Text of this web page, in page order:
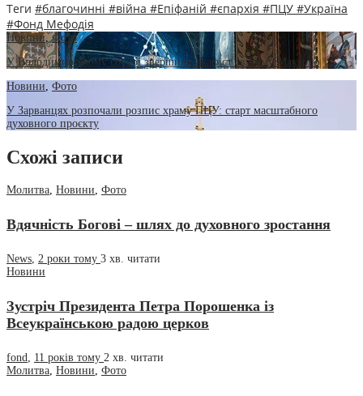
Теги #благочинні #війна #Епіфаній #єпархія #ПЦУ #Україна
#Фонд Мефодія
Новини,Фото
У Володимирському соборі звершили акафіст святому Макарію
Новини Фото
У Зарванцях розпочали розпис храму ПЦУ: старт масштабного
духовного проєкту
Схожі записи
Молитва, Новини, Фото
Вдячність Богові – шлях до духовного зростання
News, 2 роки тому 3 хв. читати
Новини
Зустріч Президента Петра Порошенка із
Всеукраїнською радою церков
fond, 11 років тому 2 хв. читати
Молитва, Новини, Фото